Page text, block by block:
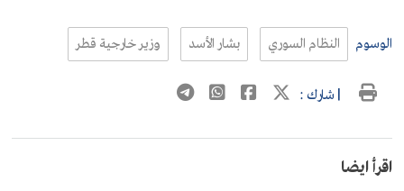
الوسوم النظام السوري بشار الأسد وزير خارجية قطر
| شارك :
اقرأ ايضا